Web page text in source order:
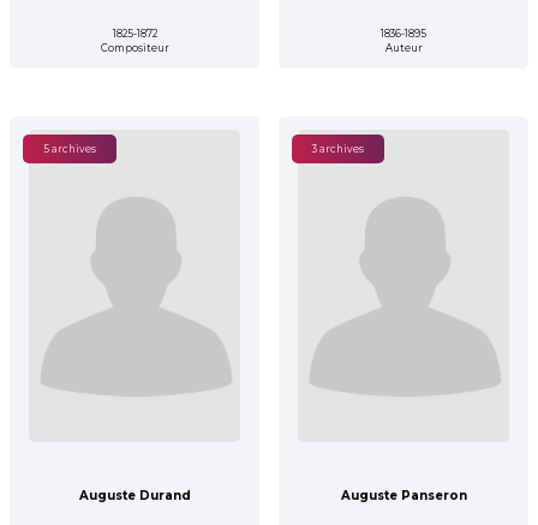
1825-1872
Compositeur
1836-1895
Auteur
5 archives
Auguste Durand
3 archives
Auguste Panseron